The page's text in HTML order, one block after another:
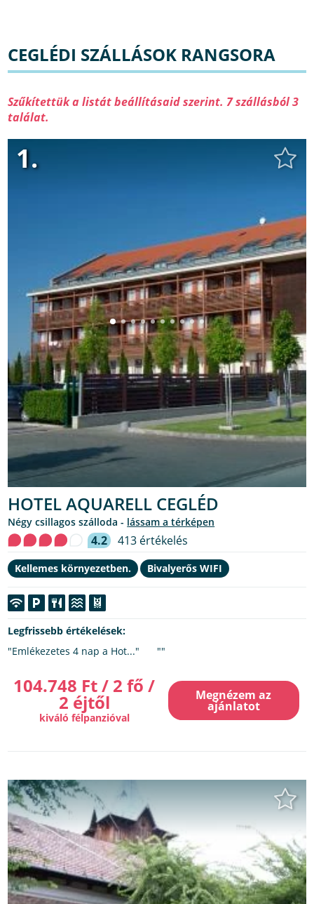
CEGLÉDI SZÁLLÁSOK RANGSORA
Szűkítettük a listát beállításaid szerint. 7 szállásból 3
találat.
1.
HOTEL AQUARELL CEGLÉD
Négy csillagos szálloda - lássam a térképen
4.2 413 értékelés
Kellemes környezetben. Bivalyerős WIFI
Legfrissebb értékelések:
"Emlékezetes 4 nap a Hot..."
""
104.748 Ft / 2 fő /
2 éjtől
kiváló félpanzióval
Megnézem az
ajánlatot